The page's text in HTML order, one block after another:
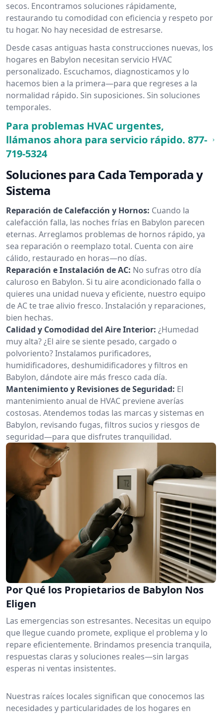
secos. Encontramos soluciones rápidamente,
restaurando tu comodidad con eficiencia y respeto por
tu hogar. No hay necesidad de estresarse.
Desde casas antiguas hasta construcciones nuevas, los
hogares en Babylon necesitan servicio HVAC
personalizado. Escuchamos, diagnosticamos y lo
hacemos bien a la primera—para que regreses a la
normalidad rápido. Sin suposiciones. Sin soluciones
temporales.
Para problemas HVAC urgentes,
llámanos ahora para servicio rápido. 877-
719-5324
Soluciones para Cada Temporada y
Sistema
Reparación de Calefacción y Hornos: Cuando la
calefacción falla, las noches frías en Babylon parecen
eternas. Arreglamos problemas de hornos rápido, ya
sea reparación o reemplazo total. Cuenta con aire
cálido, restaurado en horas—no días.
Reparación e Instalación de AC: No sufras otro día
caluroso en Babylon. Si tu aire acondicionado falla o
quieres una unidad nueva y eficiente, nuestro equipo
de AC te trae alivio fresco. Instalación y reparaciones,
bien hechas.
Calidad y Comodidad del Aire Interior: ¿Humedad
muy alta? ¿El aire se siente pesado, cargado o
polvoriento? Instalamos purificadores,
humidificadores, deshumidificadores y filtros en
Babylon, dándote aire más fresco cada día.
Mantenimiento y Revisiones de Seguridad: El
mantenimiento anual de HVAC previene averías
costosas. Atendemos todas las marcas y sistemas en
Babylon, revisando fugas, filtros sucios y riesgos de
seguridad—para que disfrutes tranquilidad.
Por Qué los Propietarios de Babylon Nos
Eligen
Las emergencias son estresantes. Necesitas un equipo
que llegue cuando promete, explique el problema y lo
repare eficientemente. Brindamos presencia tranquila,
respuestas claras y soluciones reales—sin largas
esperas ni ventas insistentes.
Nuestras raíces locales significan que conocemos las
necesidades y particularidades de los hogares en